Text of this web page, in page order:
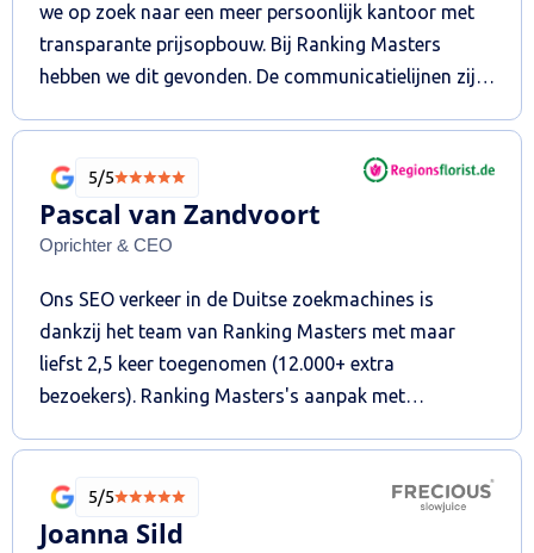
we op zoek naar een meer persoonlijk kantoor met
transparante prijsopbouw. Bij Ranking Masters
hebben we dit gevonden. De communicatielijnen zijn
vallen, is groot. Tegen scherpe tarieven wordt er
goed werk geleverd en worden aan de hand van een
strategisch plan, maandelijks de acties uitgezet. Dit
van de website en bezoekers van Doehetbudget.nl.
5/5
Pascal van Zandvoort
Oprichter & CEO
Ons SEO verkeer in de Duitse zoekmachines is
dankzij het team van Ranking Masters met maar
liefst 2,5 keer toegenomen (12.000+ extra
bezoekers). Ranking Masters's aanpak met
samenwerking is zeer prettig. Wij bevelen ze aan.
5/5
Joanna Sild